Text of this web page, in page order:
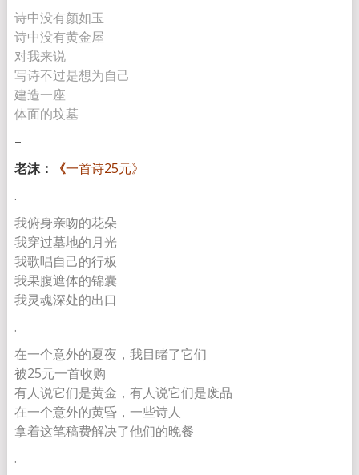
诗中没有颜如玉
诗中没有黄金屋
对我来说
写诗不过是想为自己
建造一座
体面的坟墓
–
老沫：
《一首诗25元》
.
我俯身亲吻的花朵
我穿过墓地的月光
我歌唱自己的行板
我果腹遮体的锦囊
我灵魂深处的出口
.
在一个意外的夏夜，我目睹了它们
被25元一首收购
有人说它们是黄金，有人说它们是废品
在一个意外的黄昏，一些诗人
拿着这笔稿费解决了他们的晚餐
.